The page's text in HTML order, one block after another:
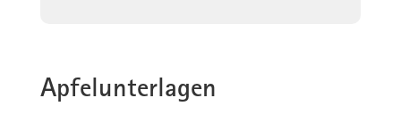
Apfelunterlagen